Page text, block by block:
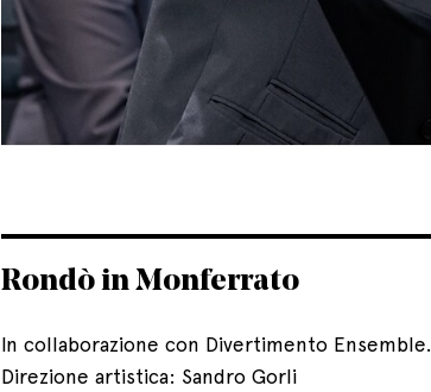
Rondò in Monferrato
In collaborazione con Divertimento Ensemble.
Direzione artistica: Sandro Gorli